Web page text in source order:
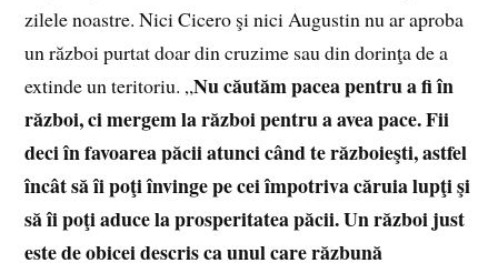
zilele noastre. Nici Cicero şi nici Augustin nu ar aproba
un război purtat doar din cruzime sau din dorinţa de a
extinde un teritoriu. „Nu căutăm pacea pentru a fi în
război, ci mergem la război pentru a avea pace. Fii
deci în favoarea păcii atunci când te războieşti, astfel
încât să îi poţi învinge pe cei împotriva căruia lupţi şi
să îi poţi aduce la prosperitatea păcii. Un război just
este de obicei descris ca unul care răzbună